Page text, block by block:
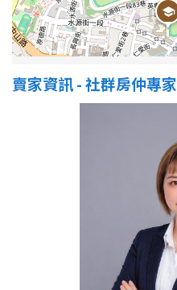
不拘
2房
4房
賣家資訊 - 社群房仲專家